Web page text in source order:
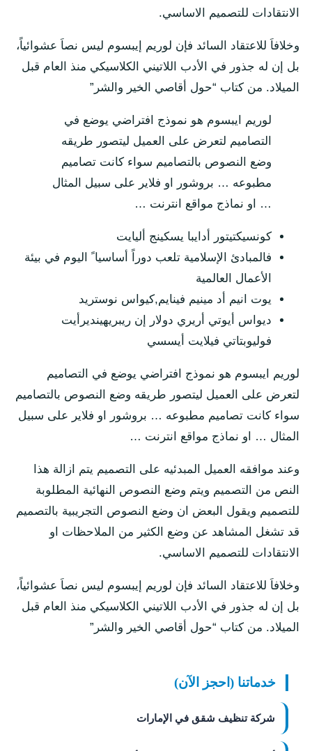
الانتقادات للتصميم الاساسي.
وخلافاَ للاعتقاد السائد فإن لوريم إيبسوم ليس نصاَ عشوائياً،
بل إن له جذور في الأدب اللاتيني الكلاسيكي منذ العام قبل
الميلاد. من كتاب “حول أقاصي الخير والشر”
لوريم ايبسوم هو نموذج افتراضي يوضع في
التصاميم لتعرض على العميل ليتصور طريقه
وضع النصوص بالتصاميم سواء كانت تصاميم
مطبوعه … بروشور او فلاير على سبيل المثال
… او نماذج مواقع انترنت …
كونسيكتيتور أدايبا يسكينج أليايت
فالمبادئ الإسلامية تلعب دوراً أساسيا ً اليوم في بيئة
الأعمال العالمية
يوت انيم أد مينيم فينايم,كيواس نوستريد
ديواس أيوتي أريري دولار إن ريبريهينديرأيت
فوليوبتاتي فيلايت أيسسي
لوريم ايبسوم هو نموذج افتراضي يوضع في التصاميم
لتعرض على العميل ليتصور طريقه وضع النصوص بالتصاميم
سواء كانت تصاميم مطبوعه … بروشور او فلاير على سبيل
المثال … او نماذج مواقع انترنت …
وعند موافقه العميل المبدئيه على التصميم يتم ازالة هذا
النص من التصميم ويتم وضع النصوص النهائية المطلوبة
للتصميم ويقول البعض ان وضع النصوص التجريبية بالتصميم
قد تشغل المشاهد عن وضع الكثير من الملاحظات او
الانتقادات للتصميم الاساسي.
وخلافاَ للاعتقاد السائد فإن لوريم إيبسوم ليس نصاَ عشوائياً،
بل إن له جذور في الأدب اللاتيني الكلاسيكي منذ العام قبل
الميلاد. من كتاب “حول أقاصي الخير والشر”
خدماتنا (احجز الآن)
شركة تنظيف شقق في الإمارات